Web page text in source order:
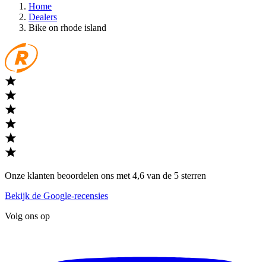
Home
Dealers
Bike on rhode island
Onze klanten beoordelen ons met 4,6 van de 5 sterren
Bekijk de Google-recensies
Volg ons op